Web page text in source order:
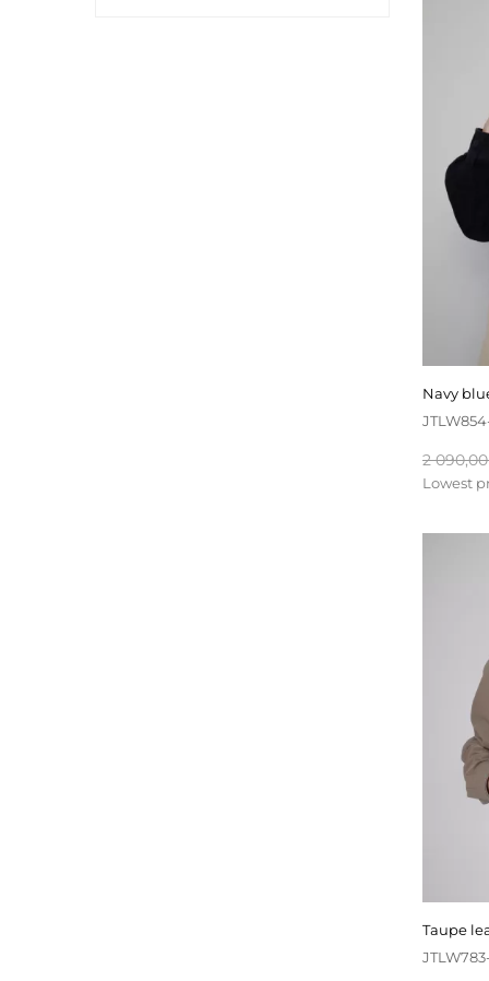
navy
Baspris
2 090,00
Lowest
taupe